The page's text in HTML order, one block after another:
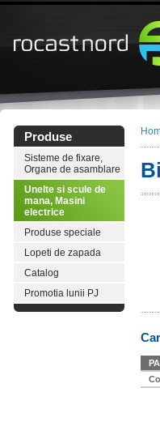
Produse
Sisteme de fixare,
Organe de asamblare
Unelte si scule de
mana, Masini
electrice
Produse speciale
Lopeti de zapada
Catalog
Promotia lunii PJ